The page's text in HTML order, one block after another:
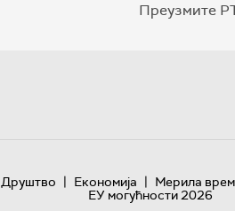
Преузмите
Друштво | Економија | Мерила
ЕУ могућности 2026